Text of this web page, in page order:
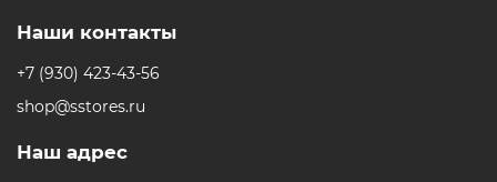
Наши контакты
+7 (930) 423-43-56
shop@sstores.ru
Наш адрес